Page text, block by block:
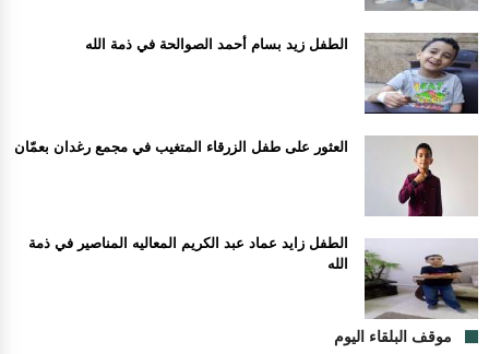
الطفل زيد بسام أحمد الصوالحة في ذمة الله
العثور على طفل الزرقاء المتغيب في مجمع رغدان بعمّان
الطفل زايد عماد عبد الكريم المعاليه المناصير في ذمة
الله
موقف البلقاء اليوم